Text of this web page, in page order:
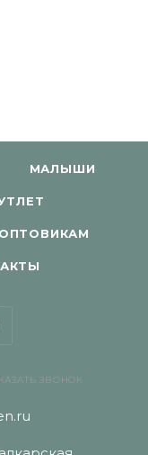
МАЛЫШИ
ОПТОВИКАМ
ЗВОНОК